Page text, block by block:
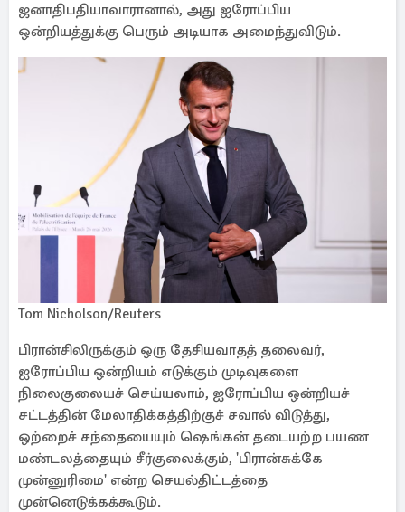
ஜனாதிபதியாவாரானால், அது ஐரோப்பிய
ஒன்றியத்துக்கு பெரும் அடியாக அமைந்துவிடும்.
Tom Nicholson/Reuters
பிரான்சிலிருக்கும் ஒரு தேசியவாதத் தலைவர்,
ஐரோப்பிய ஒன்றியம் எடுக்கும் முடிவுகளை
நிலைகுலையச் செய்யலாம், ஐரோப்பிய ஒன்றியச்
சட்டத்தின் மேலாதிக்கத்திற்குச் சவால் விடுத்து,
ஒற்றைச் சந்தையையும் ஷெங்கன் தடையற்ற பயண
மண்டலத்தையும் சீர்குலைக்கும், 'பிரான்சுக்கே
முன்னுரிமை' என்ற செயல்திட்டத்தை
முன்னெடுக்கக்கூடும்.